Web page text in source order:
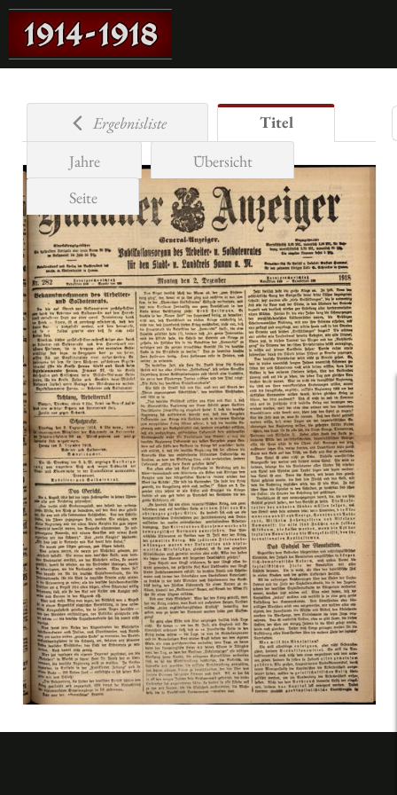
Ergebnisliste
Titel
Jahre
Übersicht
Seite